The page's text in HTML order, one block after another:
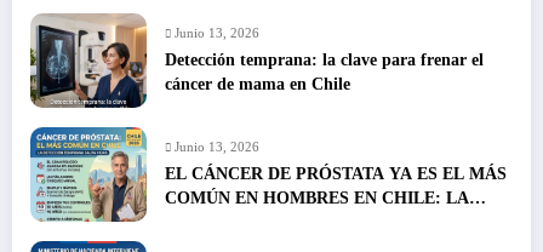
Junio 13, 2026
Detección temprana: la clave para frenar el
cáncer de mama en Chile
Junio 13, 2026
EL CÁNCER DE PRÓSTATA YA ES EL MÁS
COMÚN EN HOMBRES EN CHILE: LA